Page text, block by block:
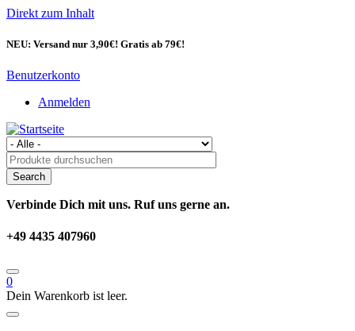
Direkt zum Inhalt
NEU: Versand nur 3,90€! Gratis ab 79€!
Benutzerkonto
Anmelden
Verbinde Dich mit uns. Ruf uns gerne an.
+49 4435 407960
0
Dein Warenkorb ist leer.